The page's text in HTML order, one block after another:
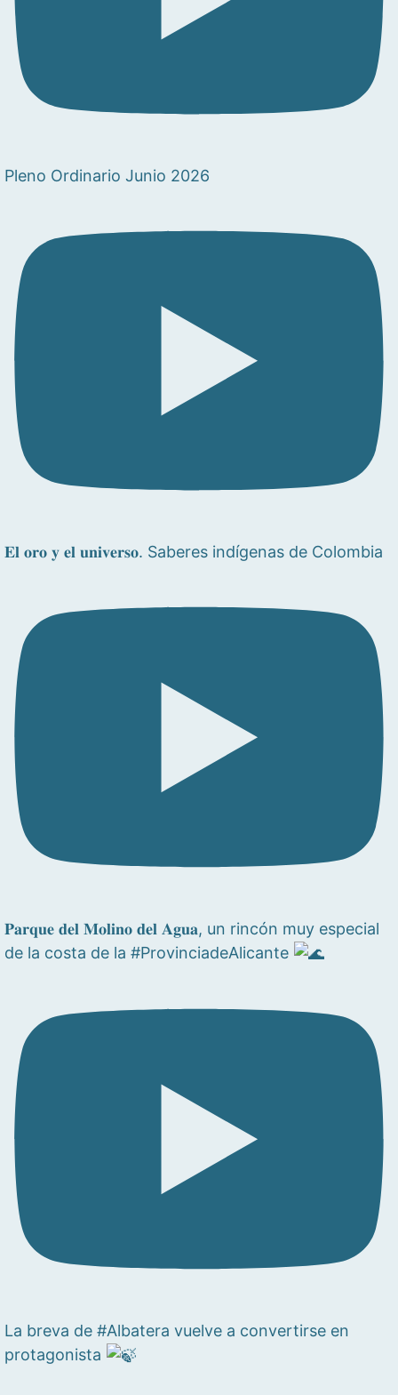
Pleno Ordinario Junio 2026
𝐄𝐥 𝐨𝐫𝐨 𝐲 𝐞𝐥 𝐮𝐧𝐢𝐯𝐞𝐫𝐬𝐨. Saberes indígenas de Colombia
𝐏𝐚𝐫𝐪𝐮𝐞 𝐝𝐞𝐥 𝐌𝐨𝐥𝐢𝐧𝐨 𝐝𝐞𝐥 𝐀𝐠𝐮𝐚, un rincón muy especial
de la costa de la #ProvinciadeAlicante
La breva de #Albatera vuelve a convertirse en
protagonista